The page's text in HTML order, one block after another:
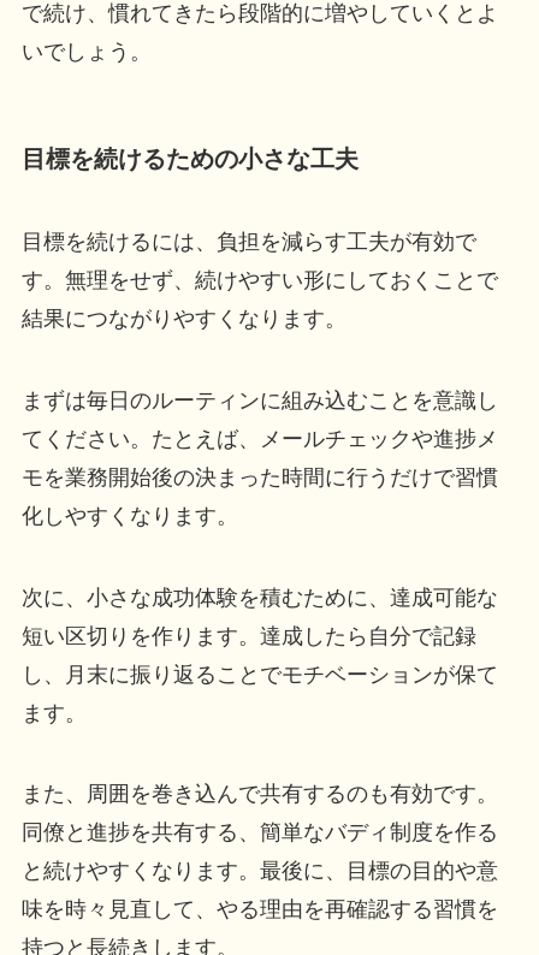
で続け、慣れてきたら段階的に増やしていくとよ
いでしょう。
目標を続けるための小さな工夫
目標を続けるには、負担を減らす工夫が有効で
す。無理をせず、続けやすい形にしておくことで
結果につながりやすくなります。
まずは毎日のルーティンに組み込むことを意識し
てください。たとえば、メールチェックや進捗メ
モを業務開始後の決まった時間に行うだけで習慣
化しやすくなります。
次に、小さな成功体験を積むために、達成可能な
短い区切りを作ります。達成したら自分で記録
し、月末に振り返ることでモチベーションが保て
ます。
また、周囲を巻き込んで共有するのも有効です。
同僚と進捗を共有する、簡単なバディ制度を作る
と続けやすくなります。最後に、目標の目的や意
味を時々見直して、やる理由を再確認する習慣を
持つと長続きします。